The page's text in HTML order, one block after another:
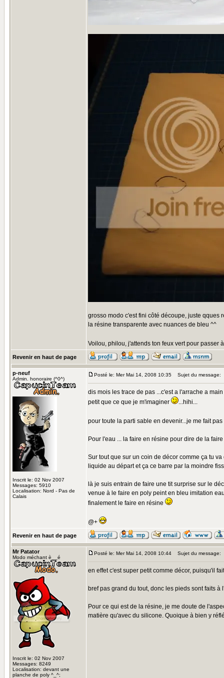
grosso modo c'est fini côté découpe, juste qques
la résine transparente avec nuances de bleu ^^
Voilou, philou, j'attends ton feux vert pour passer
Revenir en haut de page
p-neuf
Admin. honoraire (^0^)
Inscrit le: 02 Nov 2007
Messages: 5910
Localisation: Nord - Pas de
Calais
Posté le: Mer Mai 14, 2008 10:35 Sujet du message:
dis mois les trace de pas ...c'est a l'arrache a
petit que ce que je m'imaginer
...hihi...
pour toute la parti sable en devenir...je me fait
Pour l'eau ... la faire en résine pour dire de la
Sur tout que sur un coin de décor comme ça tu
liquide au départ et ça ce barre par la moindre
là je suis entrain de faire une tit surprise sur le
venue à le faire en poly peint en bleu imitation
finalement le faire en résine
@+
Revenir en haut de page
Mr Patator
Modo méchant è__é
Inscrit le: 02 Nov 2007
Messages: 8249
Localisation: devant une
planche de poly ^_^;
Posté le: Mer Mai 14, 2008 10:44 Sujet du message:
en effet c'est super petit comme décor, puisqu'il
bref pas grand du tout, donc les pieds sont faits
Pour ce qui est de la résine, je me doute de
matière qu'avec du silicone. Quoique à bien y